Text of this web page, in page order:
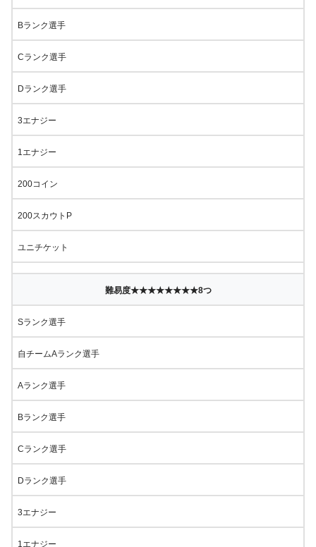
Bランク選手
Cランク選手
Dランク選手
3エナジー
1エナジー
200コイン
200スカウトP
ユニチケット
難易度★★★★★★★★8つ
Sランク選手
自チームAランク選手
Aランク選手
Bランク選手
Cランク選手
Dランク選手
3エナジー
1エナジー